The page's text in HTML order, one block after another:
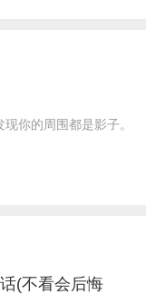
你的周围都是影子。
(不看会后悔